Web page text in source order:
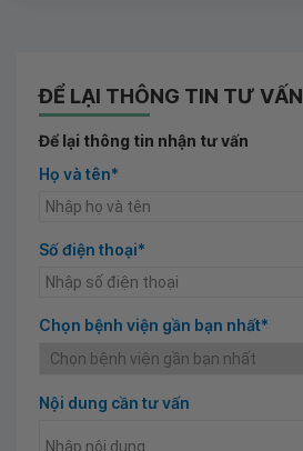
ĐỂ LẠI THÔNG TIN TƯ VẤN
Để lại thông tin nhận tư vấn
Họ và tên*
Số điện thoại*
Chọn bệnh viện gần bạn nhất*
Nội dung cần tư vấn